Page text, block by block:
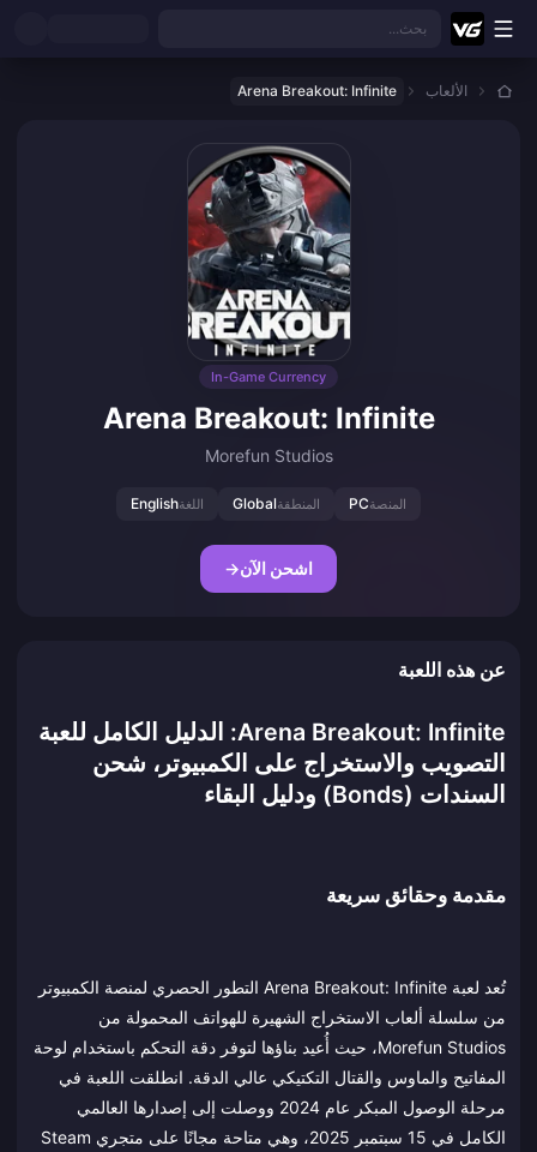
انتقل إلى المحتوى الرئيسي
بحث...
الألعاب Arena Breakout: Infinite
In-Game Currency
Arena Breakout: Infinite
Morefun Studios
المنصةPC المنطقةGlobal اللغةEnglish
اشحن الآن→
عن هذه اللعبة
Arena Breakout: Infinite: الدليل الكامل للعبة
التصويب والاستخراج على الكمبيوتر، شحن
السندات (Bonds) ودليل البقاء
مقدمة وحقائق سريعة
تُعد لعبة Arena Breakout: Infinite التطور الحصري لمنصة الكمبيوتر
من سلسلة ألعاب الاستخراج الشهيرة للهواتف المحمولة من
Morefun Studios، حيث أُعيد بناؤها لتوفر دقة التحكم باستخدام لوحة
المفاتيح والماوس والقتال التكتيكي عالي الدقة. انطلقت اللعبة في
مرحلة الوصول المبكر عام 2024 ووصلت إلى إصدارها العالمي
الكامل في 15 سبتمبر 2025، وهي متاحة مجانًا على متجري Steam